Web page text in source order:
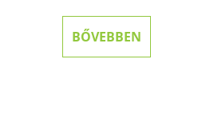
BŐVEBBEN